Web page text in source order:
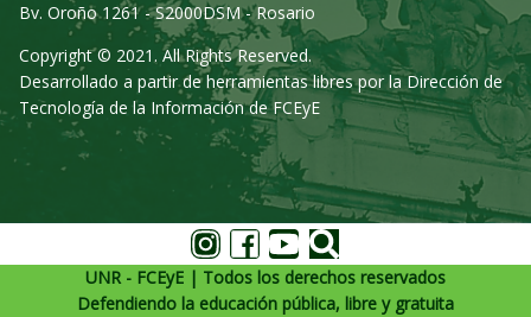
Bv. Oroño 1261 - S2000DSM - Rosario
Copyright © 2021. All Rights Reserved.
Desarrollado a partir de herramientas libres por la Dirección de
Tecnología de la Información de FCEyE
UNR - FCEyE | Todos los derechos reservados
Defendiendo la educación pública, libre y gratuita